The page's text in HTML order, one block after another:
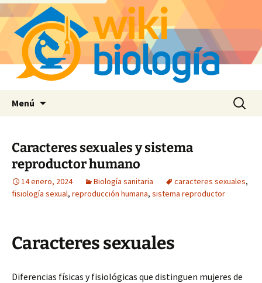
Menú Buscar:
Caracteres sexuales y sistema
reproductor humano
14 enero, 2024 Biología sanitaria caracteres sexuales,
fisiología sexual, reproducción humana, sistema reproductor
Caracteres sexuales
Diferencias físicas y fisiológicas que distinguen mujeres de